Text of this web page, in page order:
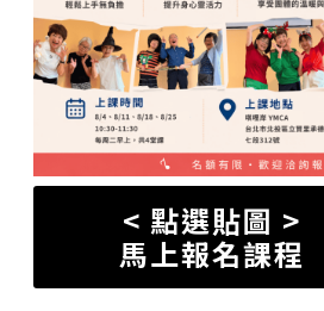
< 點選貼圖 >
馬上報名課程